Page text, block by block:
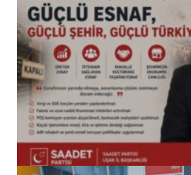
(başlıksız)
Alaattin Karahan tarafından 14/07/2026